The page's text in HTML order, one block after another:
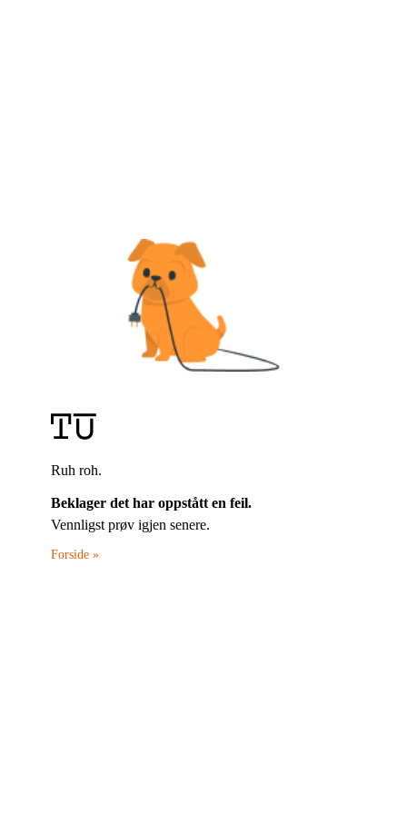
Ruh roh.
Beklager det har oppstått en feil.
Vennligst prøv igjen senere.
Forside »